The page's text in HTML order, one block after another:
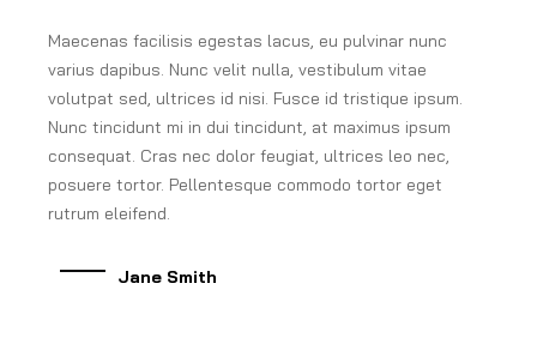
Maecenas facilisis egestas lacus, eu pulvinar nunc
varius dapibus. Nunc velit nulla, vestibulum vitae
volutpat sed, ultrices id nisi. Fusce id tristique ipsum.
Nunc tincidunt mi in dui tincidunt, at maximus ipsum
consequat. Cras nec dolor feugiat, ultrices leo nec,
posuere tortor. Pellentesque commodo tortor eget
rutrum eleifend.
Jane Smith